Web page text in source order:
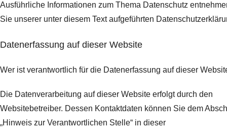
Ausführliche Informationen zum Thema Datenschutz
Sie unserer unter diesem Text aufgeführten
Datenerfassung auf dieser Website
Wer ist verantwortlich für die Datenerfassung auf dieser
Die Datenverarbeitung auf dieser Website erfolgt durch den
Websitebetreiber. Dessen Kontaktdaten können Sie dem
„Hinweis zur Verantwortlichen Stelle“ in dieser